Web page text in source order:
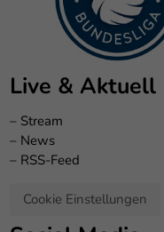
Live & Aktuell
– Stream
– News
– RSS-Feed
Cookie Einstellungen